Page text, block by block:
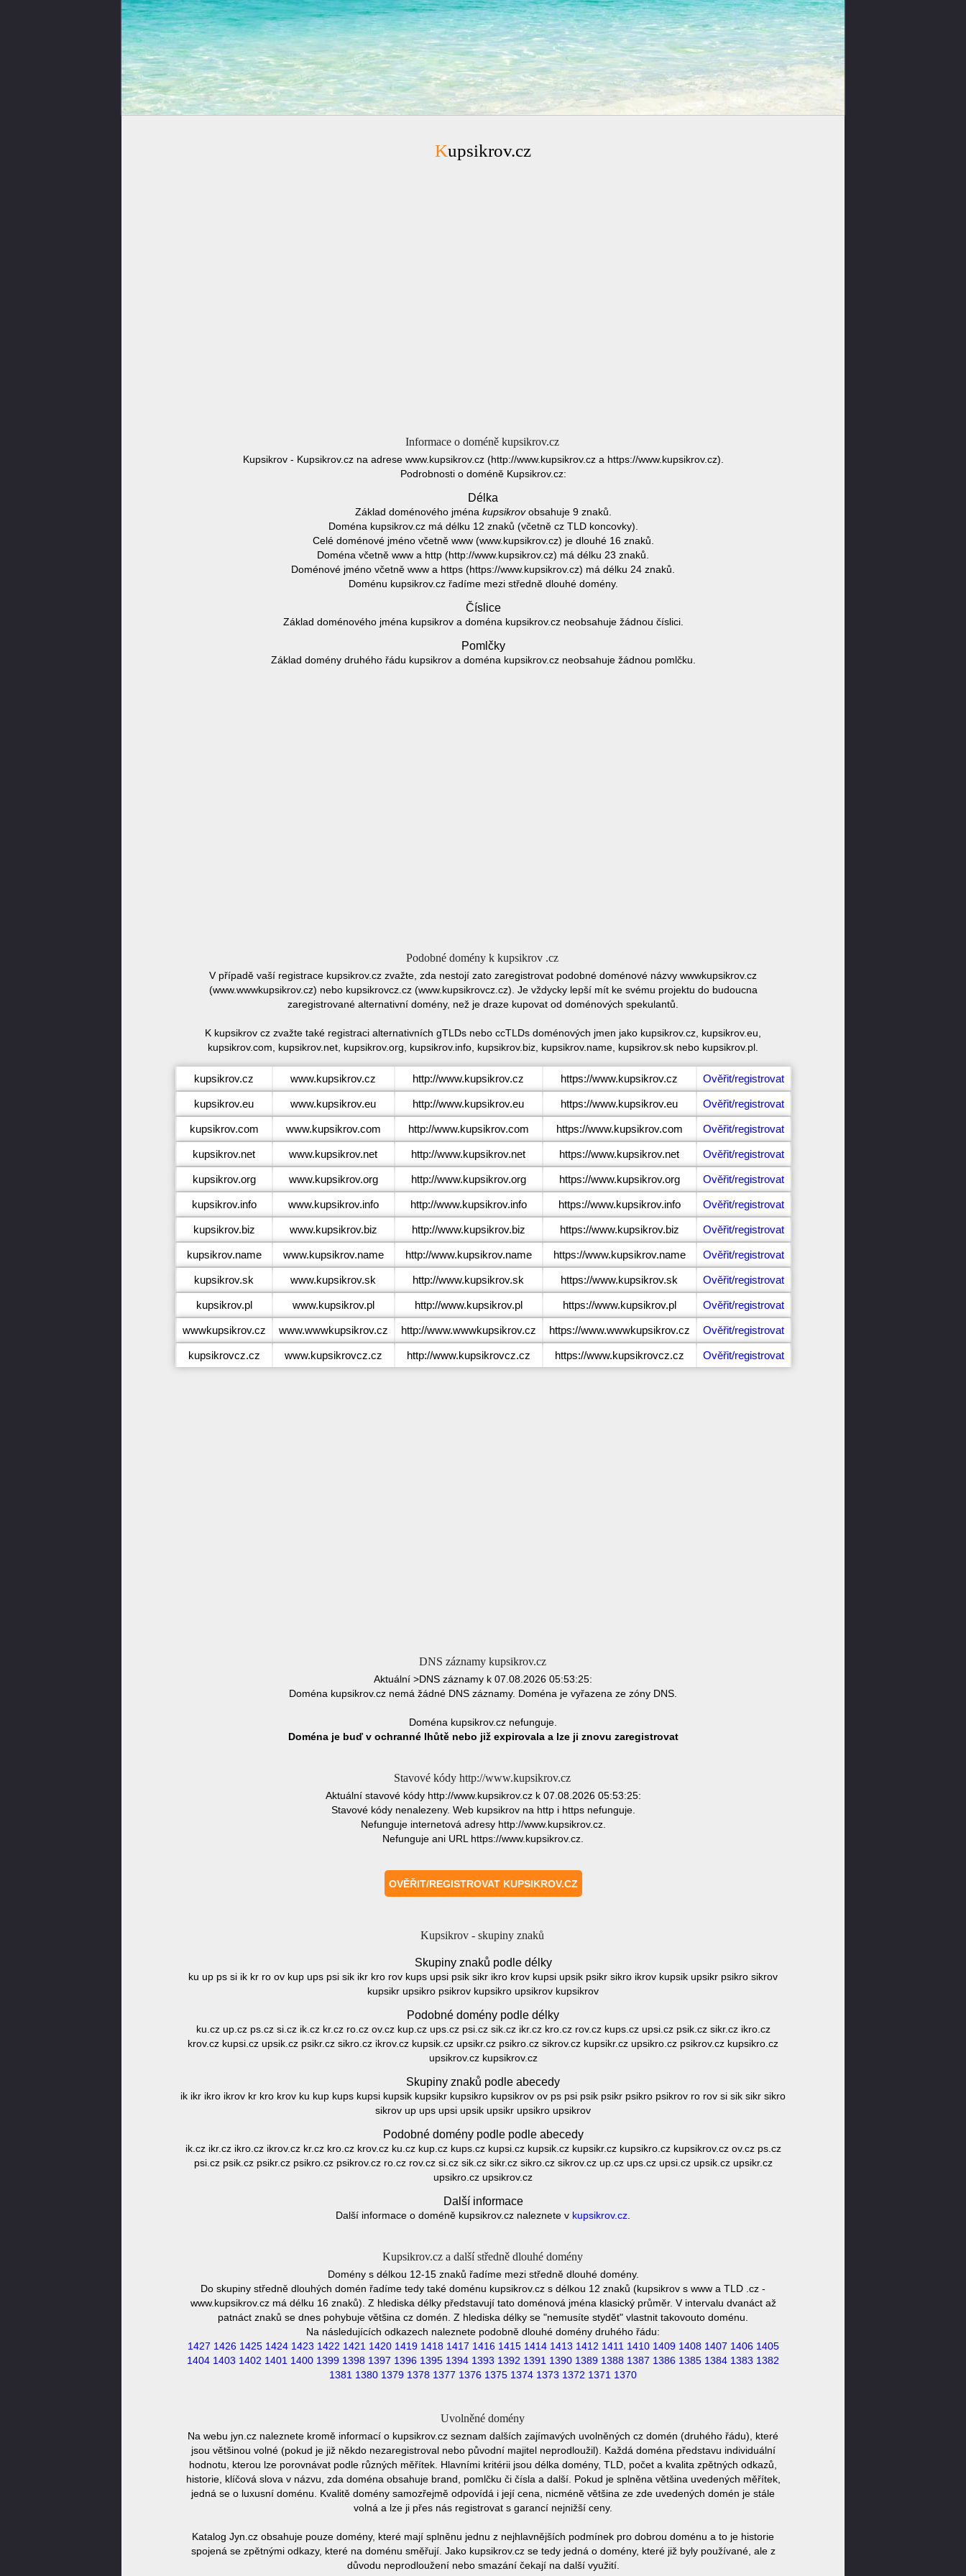
Kupsikrov.cz
Informace o doméně kupsikrov.cz
Kupsikrov - Kupsikrov.cz na adrese www.kupsikrov.cz (http://www.kupsikrov.cz a https://www.kupsikrov.cz).
Podrobnosti o doméně Kupsikrov.cz:
Délka
Základ doménového jména kupsikrovobsahuje 9 znaků.
Doména kupsikrov.cz má délku 12 znaků (včetně cz TLD koncovky).
Celé doménové jméno včetně www (www.kupsikrov.cz) je dlouhé 16 znaků.
Doména včetně www a http (http://www.kupsikrov.cz) má délku 23 znaků.
Doménové jméno včetně www a https (https://www.kupsikrov.cz) má délku 24 znaků.
Doménu kupsikrov.cz řadíme mezi středně dlouhé domény.
Číslice
Základ doménového jména kupsikrov a doména kupsikrov.cz neobsahuje žádnou číslici.
Pomlčky
Základ domény druhého řádu kupsikrov a doména kupsikrov.cz neobsahuje žádnou pomlčku.
Podobné domény k kupsikrov .cz
V případě vaší registrace kupsikrov.cz zvažte, zda nestojí zato zaregistrovat podobné doménové názvy wwwkupsikrov.cz
(www.wwwkupsikrov.cz) nebo kupsikrovcz.cz (www.kupsikrovcz.cz). Je vždycky lepší mít ke svému projektu do budoucna
zaregistrované alternativní domény, než je draze kupovat od doménových spekulantů.
K kupsikrov cz zvažte také registraci alternativních gTLDs nebo ccTLDs doménových jmen jako kupsikrov.cz, kupsikrov.eu,
kupsikrov.com, kupsikrov.net, kupsikrov.org, kupsikrov.info, kupsikrov.biz, kupsikrov.name, kupsikrov.sk nebo kupsikrov.pl.
kupsikrov.cz www.kupsikrov.cz http://www.kupsikrov.cz https://www.kupsikrov.cz Ověřit/registrovat
kupsikrov.eu www.kupsikrov.eu http://www.kupsikrov.eu https://www.kupsikrov.eu Ověřit/registrovat
kupsikrov.com www.kupsikrov.com http://www.kupsikrov.com https://www.kupsikrov.com Ověřit/registrovat
kupsikrov.net www.kupsikrov.net http://www.kupsikrov.net https://www.kupsikrov.net Ověřit/registrovat
kupsikrov.org www.kupsikrov.org http://www.kupsikrov.org https://www.kupsikrov.org Ověřit/registrovat
kupsikrov.info www.kupsikrov.info http://www.kupsikrov.info https://www.kupsikrov.info Ověřit/registrovat
kupsikrov.biz www.kupsikrov.biz http://www.kupsikrov.biz https://www.kupsikrov.biz Ověřit/registrovat
kupsikrov.name www.kupsikrov.name http://www.kupsikrov.name https://www.kupsikrov.name Ověřit/registrovat
kupsikrov.sk www.kupsikrov.sk http://www.kupsikrov.sk https://www.kupsikrov.sk Ověřit/registrovat
kupsikrov.pl www.kupsikrov.pl http://www.kupsikrov.pl https://www.kupsikrov.pl Ověřit/registrovat
wwwkupsikrov.cz www.wwwkupsikrov.cz http://www.wwwkupsikrov.cz https://www.wwwkupsikrov.cz Ověřit/registrovat
kupsikrovcz.cz www.kupsikrovcz.cz http://www.kupsikrovcz.cz https://www.kupsikrovcz.cz Ověřit/registrovat
DNS záznamy kupsikrov.cz
Aktuální >DNS záznamy k 07.08.2026 05:53:25:
Doména kupsikrov.cz nemá žádné DNS záznamy. Doména je vyřazena ze zóny DNS.
Doména kupsikrov.cz nefunguje.
Doména je buď v ochranné lhůtě nebo již expirovala a lze ji znovu zaregistrovat
Stavové kódy http://www.kupsikrov.cz
Aktuální stavové kódy http://www.kupsikrov.cz k 07.08.2026 05:53:25:
Stavové kódy nenalezeny. Web kupsikrov na http i https nefunguje.
Nefunguje internetová adresy http://www.kupsikrov.cz.
Nefunguje ani URL https://www.kupsikrov.cz.
Kupsikrov - skupiny znaků
Skupiny znaků podle délky
ku up ps si ik kr ro ov kup ups psi sik ikr kro rov kups upsi psik sikr ikro krov kupsi upsik psikr sikro ikrov kupsik upsikr psikro sikrov
kupsikr upsikro psikrov kupsikro upsikrov kupsikrov
Podobné domény podle délky
ku.cz up.cz ps.cz si.cz ik.cz kr.cz ro.cz ov.cz kup.cz ups.cz psi.cz sik.cz ikr.cz kro.cz rov.cz kups.cz upsi.cz psik.cz sikr.cz ikro.cz
krov.cz kupsi.cz upsik.cz psikr.cz sikro.cz ikrov.cz kupsik.cz upsikr.cz psikro.cz sikrov.cz kupsikr.cz upsikro.cz psikrov.cz kupsikro.cz
upsikrov.cz kupsikrov.cz
Skupiny znaků podle abecedy
ik ikr ikro ikrov kr kro krov ku kup kups kupsi kupsik kupsikr kupsikro kupsikrov ov ps psi psik psikr psikro psikrov ro rov si sik sikr sikro
sikrov up ups upsi upsik upsikr upsikro upsikrov
Podobné domény podle podle abecedy
ik.cz ikr.cz ikro.cz ikrov.cz kr.cz kro.cz krov.cz ku.cz kup.cz kups.cz kupsi.cz kupsik.cz kupsikr.cz kupsikro.cz kupsikrov.cz ov.cz ps.cz
psi.cz psik.cz psikr.cz psikro.cz psikrov.cz ro.cz rov.cz si.cz sik.cz sikr.cz sikro.cz sikrov.cz up.cz ups.cz upsi.cz upsik.cz upsikr.cz
upsikro.cz upsikrov.cz
Další informace
Další informace o doméně kupsikrov.cz naleznete v kupsikrov.cz
Kupsikrov.cz a další středně dlouhé domény
Domény s délkou 12-15 znaků řadíme mezi středně dlouhé domény.
Do skupiny středně dlouhých domén řadíme tedy také doménu kupsikrov.cz s délkou 12 znaků (kupsikrov s www a TLD .cz -
www.kupsikrov.cz má délku 16 znaků). Z hlediska délky představují tato doménová jména klasický průměr. V intervalu dvanáct až
patnáct znaků se dnes pohybuje většina cz domén. Z hlediska délky se "nemusíte stydět" vlastnit takovouto doménu.
Na následujících odkazech naleznete podobně dlouhé domény druhého řádu:
1427 1426 1425 1424 1423 1422 1421 1420 1419 1418 1417 1416 1415 1414 1413 1412 1411 1410 1409 1408 1407 1406 1405
1404 1403 1402 1401 1400 1399 1398 1397 1396 1395 1394 1393 1392 1391 1390 1389 1388 1387 1386 1385 1384 1383 1382
1381 1380 1379 1378 1377 1376 1375 1374 1373 1372 1371 1370
Uvolněné domény
Na webu jyn.cz naleznete kromě informací o kupsikrov.cz seznam dalších zajímavých uvolněných cz domén (druhého řádu), které
jsou většinou volné (pokud je již někdo nezaregistroval nebo původní majitel neprodloužil). Každá doména představu individuální
hodnotu, kterou lze porovnávat podle různých měřítek. Hlavními kritérii jsou délka domény, TLD, počet a kvalita zpětných odkazů,
historie, klíčová slova v názvu, zda doména obsahuje brand, pomlčku či čísla a další. Pokud je splněna většina uvedených měřítek,
jedná se o luxusní doménu. Kvalitě domény samozřejmě odpovídá i její cena, nicméně většina ze zde uvedených domén je stále
volná a lze ji přes nás registrovat s garancí nejnižší ceny.
Katalog Jyn.cz obsahuje pouze domény, které mají splněnu jednu z nejhlavnějších podmínek pro dobrou doménu a to je historie
spojená se zpětnými odkazy, které na doménu směřují. Jako kupsikrov.cz se tedy jedná o domény, které již byly používané, ale z
důvodu neprodloužení nebo smazání čekají na další využití.